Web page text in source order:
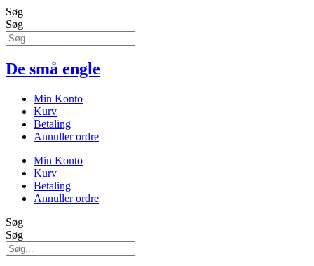
Søg
Søg
De små engle
Min Konto
Kurv
Betaling
Annuller ordre
Min Konto
Kurv
Betaling
Annuller ordre
Søg
Søg